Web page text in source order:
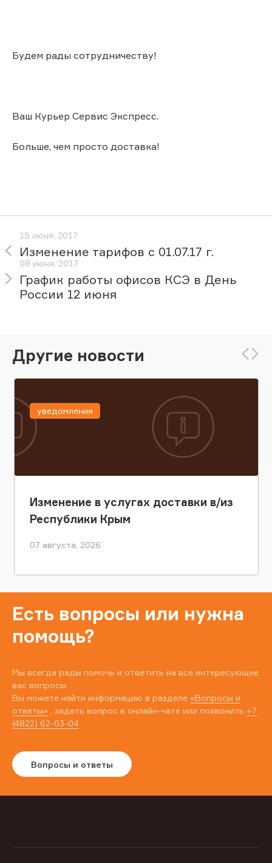
Будем рады сотрудничеству!
Ваш Курьер Сервис Экспресс.
Больше, чем просто доставка!
15 июня, 2017
Изменение тарифов с 01.07.17 г.
08 июня, 2017
График работы офисов КСЭ в День
России 12 июня
Другие новости
Изменение в услугах доставки в/из
Республики Крым
07 августа, 2026
уведомления
Есть вопросы или нужна
помощь?
Мы всегда рады помочь и ответить на все интересующие
вас вопросы.
Вы можете найти информацию в разделе «Вопросы и
ответы» , задать вопрос в онлайн-чате или позвонить +7
(4822) 62-03-04
Вопросы и ответы